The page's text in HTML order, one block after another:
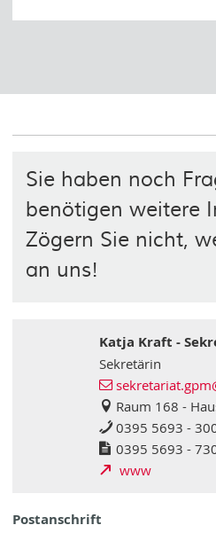
Sie haben noch
benötigen weitere
Zögern Sie nicht,
an uns!
Katja Kraft -
Sekretärin
Raum 168 -
0395 5693 -
0395 5693 -
www
Postanschrift